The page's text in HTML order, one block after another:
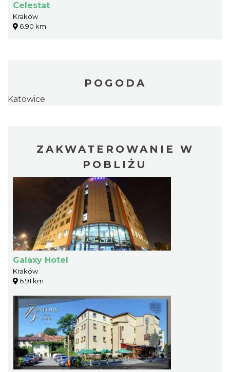
Celestat
Kraków
6.90 km
POGODA
Katowice
ZAKWATEROWANIE W
POBLIŻU
Galaxy Hotel
Kraków
6.91 km